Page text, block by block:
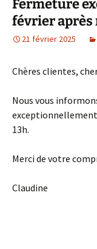
Fermeture
février après
21 février 2025
Chères clientes,
Nous vous
exceptionnellement
13h.
Merci de votre
Claudine